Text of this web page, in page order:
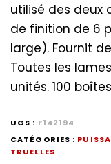
utilisé des deux
de finition de 6
large). Fournit
Toutes les
unités. 100
UGS : F142194
CATÉGORIES :
TRUELLES